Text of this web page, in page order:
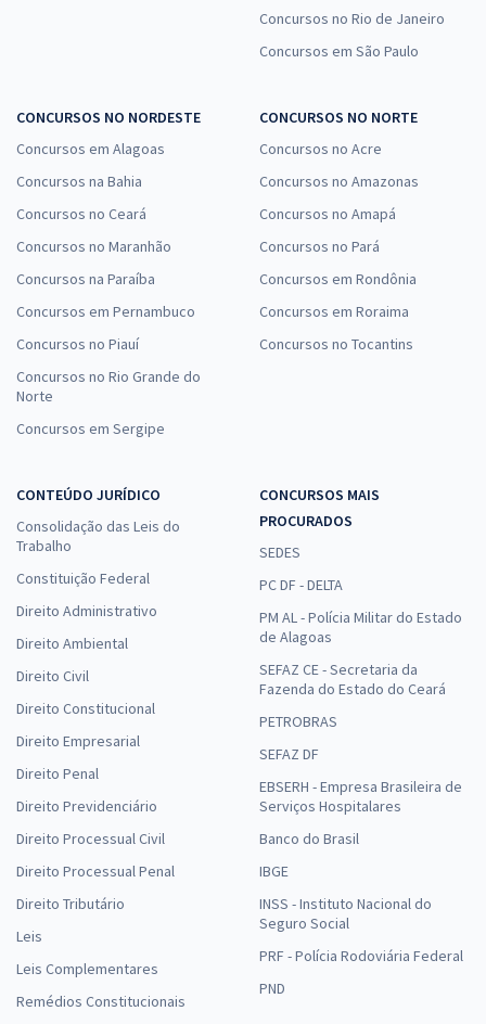
Concursos no Rio de Janeiro
Concursos em São Paulo
CONCURSOS NO NORDESTE
Concursos em Alagoas
Concursos na Bahia
Concursos no Ceará
Concursos no Maranhão
Concursos na Paraíba
Concursos em Pernambuco
Concursos no Piauí
Concursos no Rio Grande do
Norte
Concursos em Sergipe
CONCURSOS NO NORTE
Concursos no Acre
Concursos no Amazonas
Concursos no Amapá
Concursos no Pará
Concursos em Rondônia
Concursos em Roraima
Concursos no Tocantins
CONTEÚDO JURÍDICO
Consolidação das Leis do
Trabalho
Constituição Federal
Direito Administrativo
Direito Ambiental
Direito Civil
Direito Constitucional
Direito Empresarial
Direito Penal
Direito Previdenciário
Direito Processual Civil
Direito Processual Penal
Direito Tributário
Leis
Leis Complementares
Remédios Constitucionais
CONCURSOS MAIS
PROCURADOS
SEDES
PC DF - DELTA
PM AL - Polícia Militar do Estado
de Alagoas
SEFAZ CE - Secretaria da
Fazenda do Estado do Ceará
PETROBRAS
SEFAZ DF
EBSERH - Empresa Brasileira de
Serviços Hospitalares
Banco do Brasil
IBGE
INSS - Instituto Nacional do
Seguro Social
PRF - Polícia Rodoviária Federal
PND